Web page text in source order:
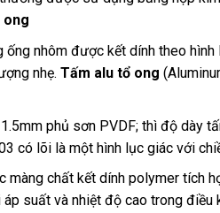
ong
nhôm được kết dính theo hình
nhẹ. Tấm alu tổ ong
phủ sơn PVDF; thì độ dày
có lõi là một hình lục giác với
màng chất kết dính polymer tích
suất và nhiệt độ cao trong